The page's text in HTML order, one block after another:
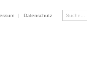
| Datenschutz